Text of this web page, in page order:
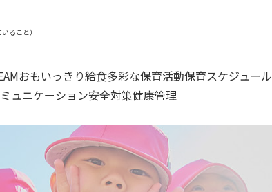
よくあるご質問
ついて サイトマップ ニチイ学館オフィシャルサイト
ること）
おもいっきり給食多彩な保育活動保育スケジュール
ュニケーション安全対策健康管理